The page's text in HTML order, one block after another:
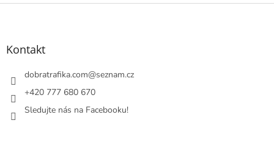
Z
Kontakt
dobratrafika.com@seznam.cz
+420 777 680 670
Sledujte nás na Facebooku!